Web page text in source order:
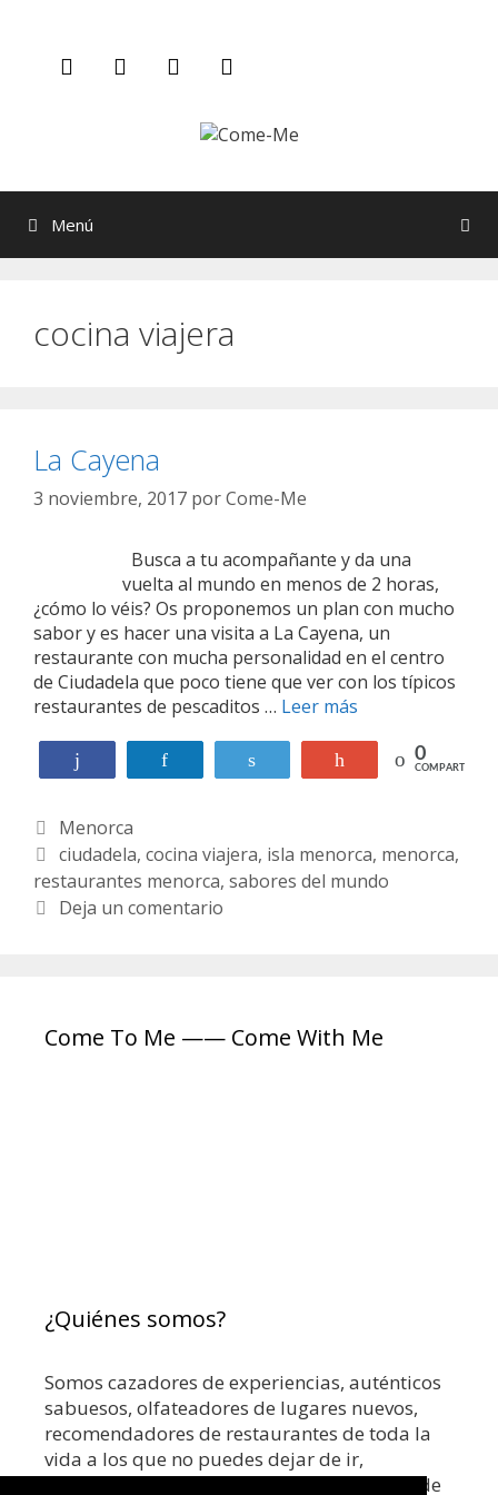
contenido
Menú
cocina viajera
La Cayena
3 noviembre, 2017 porCome-Me
Busca a tu acompañante y da una
vuelta al mundo en menos de 2 horas,
¿cómo lo véis? Os proponemos un plan con mucho
sabor y es hacer una visita a La Cayena, un
restaurante con mucha personalidad en el centro
de Ciudadela que poco tiene que ver con los típicos
restaurantes de pescaditos … Leer más
a
n
a
Compartir Compartir 0
COMPARTIR
C
a
t
e
a
Menorca
E
t
i
a
ciudadela, cocina viajera, isla menorca, menorca,
restaurantes menorca, sabores del mundo
Deja un comentario
Come To Me —— Come With Me
¿Quiénes somos?
Somos cazadores de experiencias, auténticos
sabuesos, olfateadores de lugares nuevos,
recomendadores de restaurantes de toda la
vida a los que no puedes dejar de ir,
coctelerías top o los mejores rooftops. Donde